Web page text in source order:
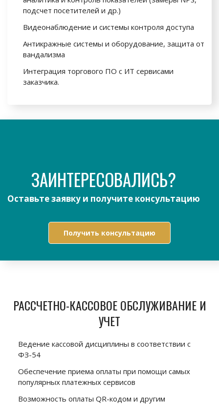
подсчет посетителей и др.)
Видеонаблюдение и системы контроля доступа
Антикражные системы и оборудование, защита от
вандализма
Интеграция торгового ПО с ИТ сервисами
заказчика.
ЗАИНТЕРЕСОВАЛИСЬ?
Оставьте заявку и получите консультацию
Получить консультацию
РАССЧЕТНО-КАССОВОЕ ОБСЛУЖИВАНИЕ И
УЧЕТ
Ведение кассовой дисциплины в соответствии с
ФЗ-54
Обеспечение приема оплаты при помощи самых
популярных платежных сервисов
Возможность оплаты QR-кодом и другим